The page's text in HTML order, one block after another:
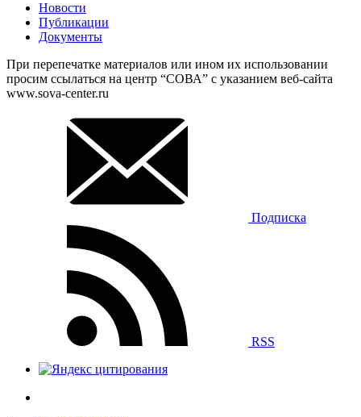
Новости
Публикации
Документы
При перепечатке материалов или ином их использовании
просим ссылаться на центр “СОВА” с указанием веб-сайта
www.sova-center.ru
Подписка
RSS